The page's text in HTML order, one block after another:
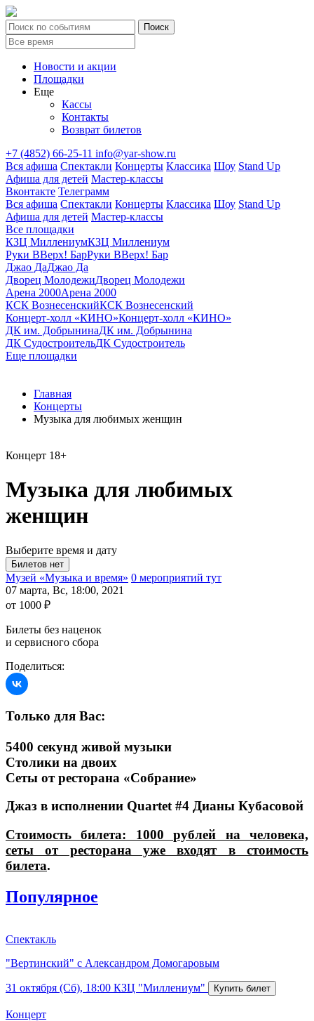
Новости и акции
Площадки
Еще
Кассы
Контакты
Возврат билетов
+7 (4852) 66-25-11 info@yar-show.ru
Вся афиша Спектакли Концерты Классика Шоу Stand Up
Афиша для детей Мастер-классы
Вконтакте Телеграмм
Вся афиша Спектакли Концерты Классика Шоу Stand Up
Афиша для детей Мастер-классы
Все площадки
КЗЦ МиллениумКЗЦ Миллениум
Руки ВВерх! БарРуки ВВерх! Бар
Джао ДаДжао Да
Дворец МолодежиДворец Молодежи
Арена 2000Арена 2000
КСК ВознесенскийКСК Вознесенский
Концерт-холл «КИНО»Концерт-холл «КИНО»
ДК им. ДобрынинаДК им. Добрынина
ДК СудостроительДК Судостроитель
Еще площадки
Главная
Концерты
Музыка для любимых женщин
Концерт 18+
Музыка для любимых
женщин
Выберите время и дату
Музей «Музыка и время» 0 мероприятий тут
07 марта, Вс, 18:00, 2021
от 1000 ₽
Билеты без наценок
и сервисного сбора
Поделиться:
Только для Вас:
5400 секунд живой музыки
Столики на двоих
Сеты от ресторана «Собрание»
Джаз в исполнении Quartet #4 Дианы Кубасовой
Стоимость билета: 1000 рублей на человека,
сеты от ресторана уже входят в стоимость
билета.
Популярное
Спектакль
"Вертинский" с Александром Домогаровым
31 октября (Сб), 18:00 КЗЦ "Миллениум"
Концерт